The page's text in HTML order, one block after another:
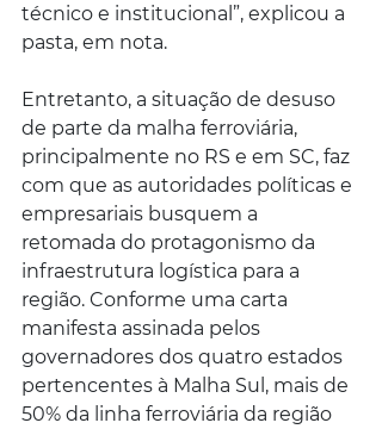
técnico e institucional”, explicou a
pasta, em nota.
Entretanto, a situação de desuso
de parte da malha ferroviária,
principalmente no RS e em SC, faz
com que as autoridades políticas e
empresariais busquem a
retomada do protagonismo da
infraestrutura logística para a
região. Conforme uma carta
manifesta assinada pelos
governadores dos quatro estados
pertencentes à Malha Sul, mais de
50% da linha ferroviária da região